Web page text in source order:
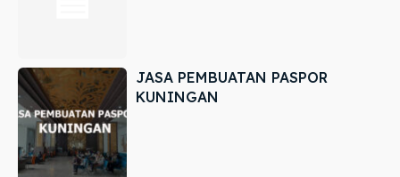
JASA PEMBUATAN PASPOR
KUNINGAN